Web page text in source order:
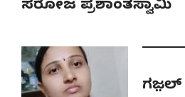
ಸರೋಜ ಪ್ರಶಾಂತಸ್ವಾಮಿ
ಗಜ಼ಲ್